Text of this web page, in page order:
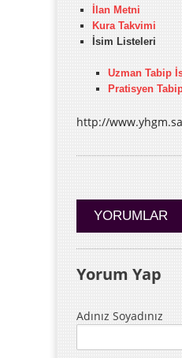
İlan Metni
Kura Takvimi
İsim Listeleri
Uzman Tabip
Pratisyen
http://
YORUMLAR
Yorum Yap
Adınız Soyadınız